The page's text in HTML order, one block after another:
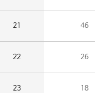
21 46
22 26
23 18